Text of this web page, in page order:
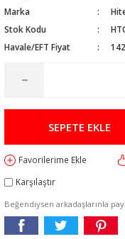
Marka
Stok Kodu
Havale/EFT Fiyat
SEPETE EKLE
Karşılaştır
Beğendiysen arkadaşlarınla